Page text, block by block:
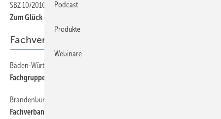
SBZ 10/2010
Zum Glück gibts den Schornsteinfeger
Fachverbände
Baden-Württemberg
Fachgruppe Installation und Heizungsbau
Brandenburg
Fachverband feierte 20-jähriges Jubiläum
Podcast
Produkte
Webinare